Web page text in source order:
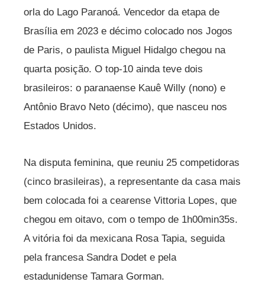
orla do Lago Paranoá. Vencedor da etapa de
Brasília em 2023 e décimo colocado nos Jogos
de Paris, o paulista Miguel Hidalgo chegou na
quarta posição. O top-10 ainda teve dois
brasileiros: o paranaense Kauê Willy (nono) e
Antônio Bravo Neto (décimo), que nasceu nos
Estados Unidos.
Na disputa feminina, que reuniu 25 competidoras
(cinco brasileiras), a representante da casa mais
bem colocada foi a cearense Vittoria Lopes, que
chegou em oitavo, com o tempo de 1h00min35s.
A vitória foi da mexicana Rosa Tapia, seguida
pela francesa Sandra Dodet e pela
estadunidense Tamara Gorman.